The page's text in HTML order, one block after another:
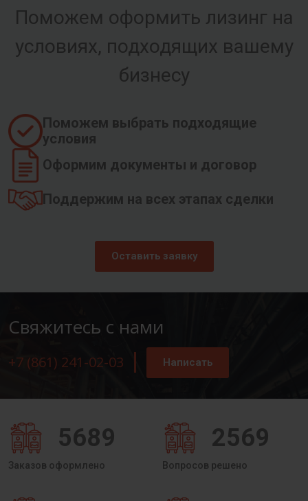
Поможем оформить лизинг на
условиях, подходящих вашему
бизнесу
Поможем выбрать подходящие
условия
Оформим документы и договор
Поддержим на всех этапах сделки
Оставить заявку
Свяжитесь с нами
+7 (861) 241-02-03 Написать
5689
Заказов оформлено
2569
Вопросов решено